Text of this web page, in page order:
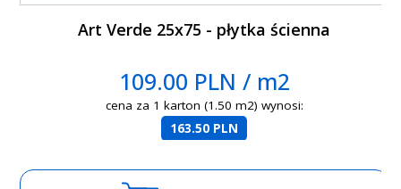
Art Verde 25x75 - płytka ścienna
109.00 PLN / m2
cena za 1 karton (1.50 m2) wynosi:
163.50 PLN